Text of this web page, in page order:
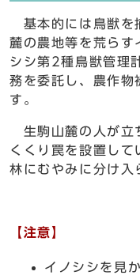
基本的には鳥獣を
麓の農地等を荒らす
シシ第2種鳥獣管理
務を委託し、農作物
す。
生駒山麓の人が立
くくり罠を設置して
林にむやみに分け入
【注意】
イノシシを見